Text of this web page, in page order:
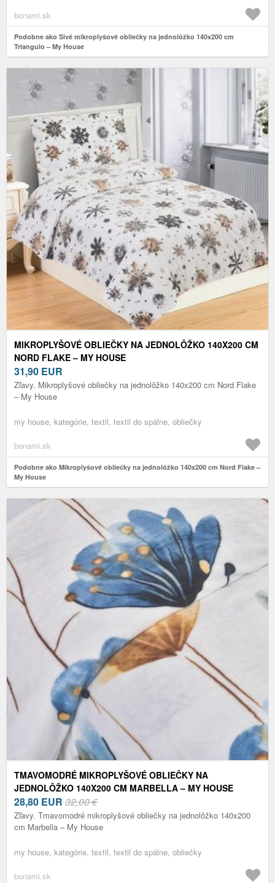
bonami.sk
Podobne ako Sivé mikroplyšové obliečky na jednolôžko 140x200 cm
Triangulo – My House
MIKROPLYŠOVÉ OBLIEČKY NA JEDNOLÔŽKO 140X200 CM
NORD FLAKE – MY HOUSE
31,90 EUR
Zľavy. Mikroplyšové obliečky na jednolôžko 140x200 cm Nord Flake
– My House
my house, kategórie, textil, textil do spálne, obliečky
bonami.sk
Podobne ako Mikroplyšové obliečky na jednolôžko 140x200 cm Nord Flake –
My House
TMAVOMODRÉ MIKROPLYŠOVÉ OBLIEČKY NA
JEDNOLÔŽKO 140X200 CM MARBELLA – MY HOUSE
28,80 EUR 32,00 €
Zľavy. Tmavomodré mikroplyšové obliečky na jednolôžko 140x200
cm Marbella – My House
my house, kategórie, textil, textil do spálne, obliečky
bonami.sk